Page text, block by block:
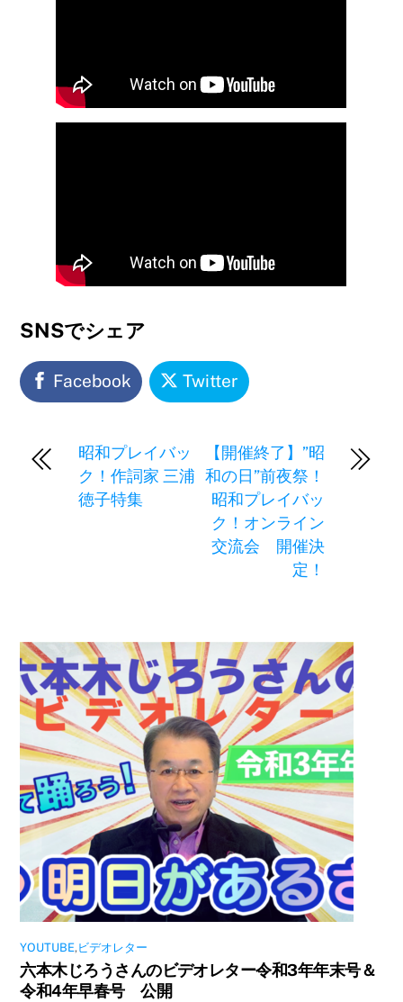
SNSでシェア
Facebook Twitter
昭和プレイバッ
ク！作詞家 三浦
徳子特集
【開催終了】”昭
和の日”前夜祭！
昭和プレイバッ
ク！オンライン
交流会 開催決
定！
YOUTUBE, ビデオレター
六本木じろうさんのビデオレター令和3年年末号＆
令和4年早春号 公開